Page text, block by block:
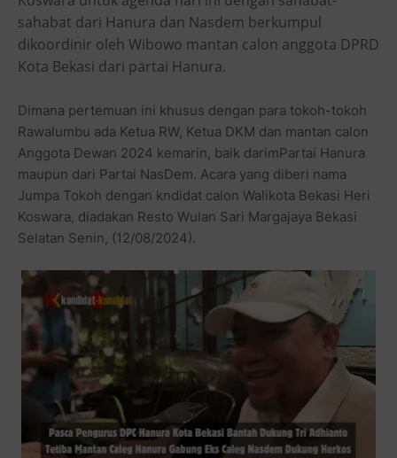
sahabat dari Hanura dan Nasdem berkumpul
dikoordinir oleh Wibowo mantan calon anggota DPRD
Kota Bekasi dari partai Hanura.
Dimana pertemuan ini khusus dengan para tokoh-tokoh
Rawalumbu ada Ketua RW, Ketua DKM dan mantan calon
Anggota Dewan 2024 kemarin, baik darimPartai Hanura
maupun dari Partai NasDem. Acara yang diberi nama
Jumpa Tokoh dengan kndidat calon Walikota Bekasi Heri
Koswara, diadakan Resto Wulan Sari Margajaya Bekasi
Selatan Senin, (12/08/2024).